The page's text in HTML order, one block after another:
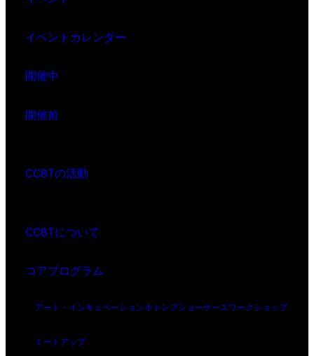
イベントカレンダー
開催中
開催前
CCBTの活動
CCBTについて
コアプログラム
アート・インキュベーションキャンプショーケースワークショップ
ミートアップ